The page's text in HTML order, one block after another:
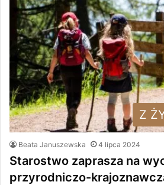
Z
Beata Januszewska 4 lipca 2024
Starostwo zaprasza na
przyrodniczo-